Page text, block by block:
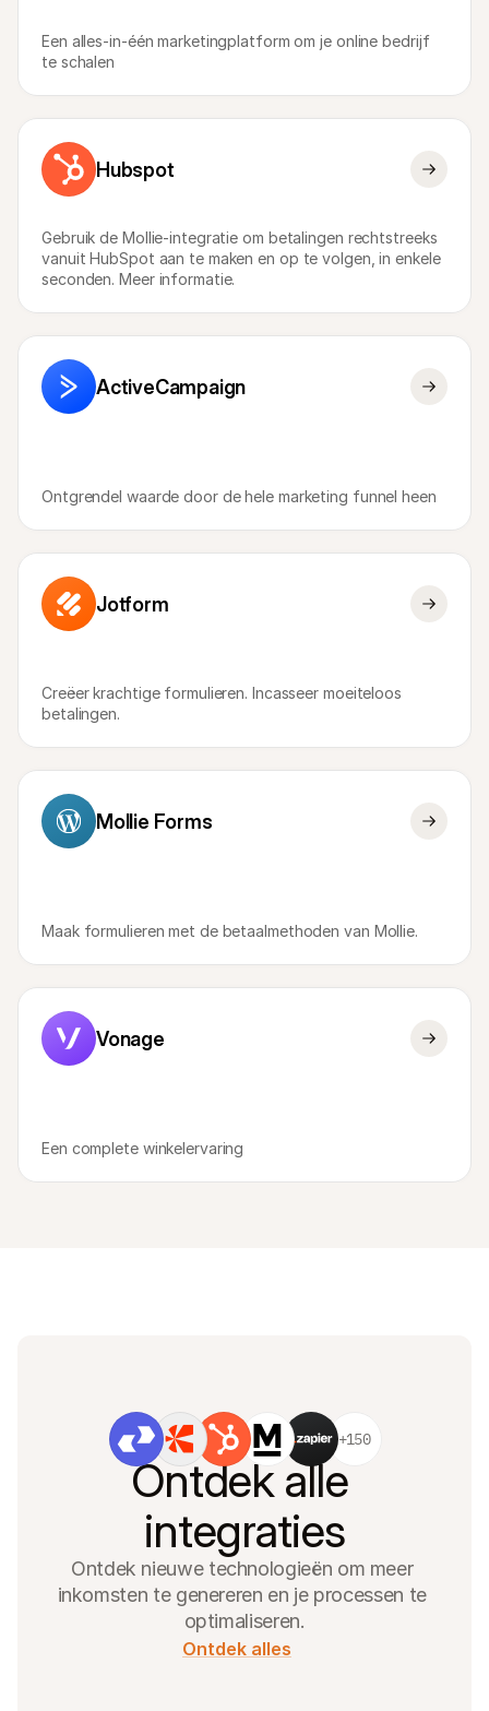
Een alles-in-één marketingplatform om je online bedrijf
te schalen
Hubspot
Gebruik de Mollie-integratie om betalingen rechtstreeks
vanuit HubSpot aan te maken en op te volgen, in enkele
seconden. Meer informatie.
ActiveCampaign
Ontgrendel waarde door de hele marketing funnel heen
Jotform
Creëer krachtige formulieren. Incasseer moeiteloos
betalingen.
Mollie Forms
Maak formulieren met de betaalmethoden van Mollie.
Vonage
Een complete winkelervaring
+150
Ontdek alle
integraties
Ontdek nieuwe technologieën om meer
inkomsten te genereren en je processen te
optimaliseren.
Ontdek alles
Waarom zie je Mollie op je bankafschrift?
Voor Mollie-klanten
Neem contact op met Customer Support
Contact met sales